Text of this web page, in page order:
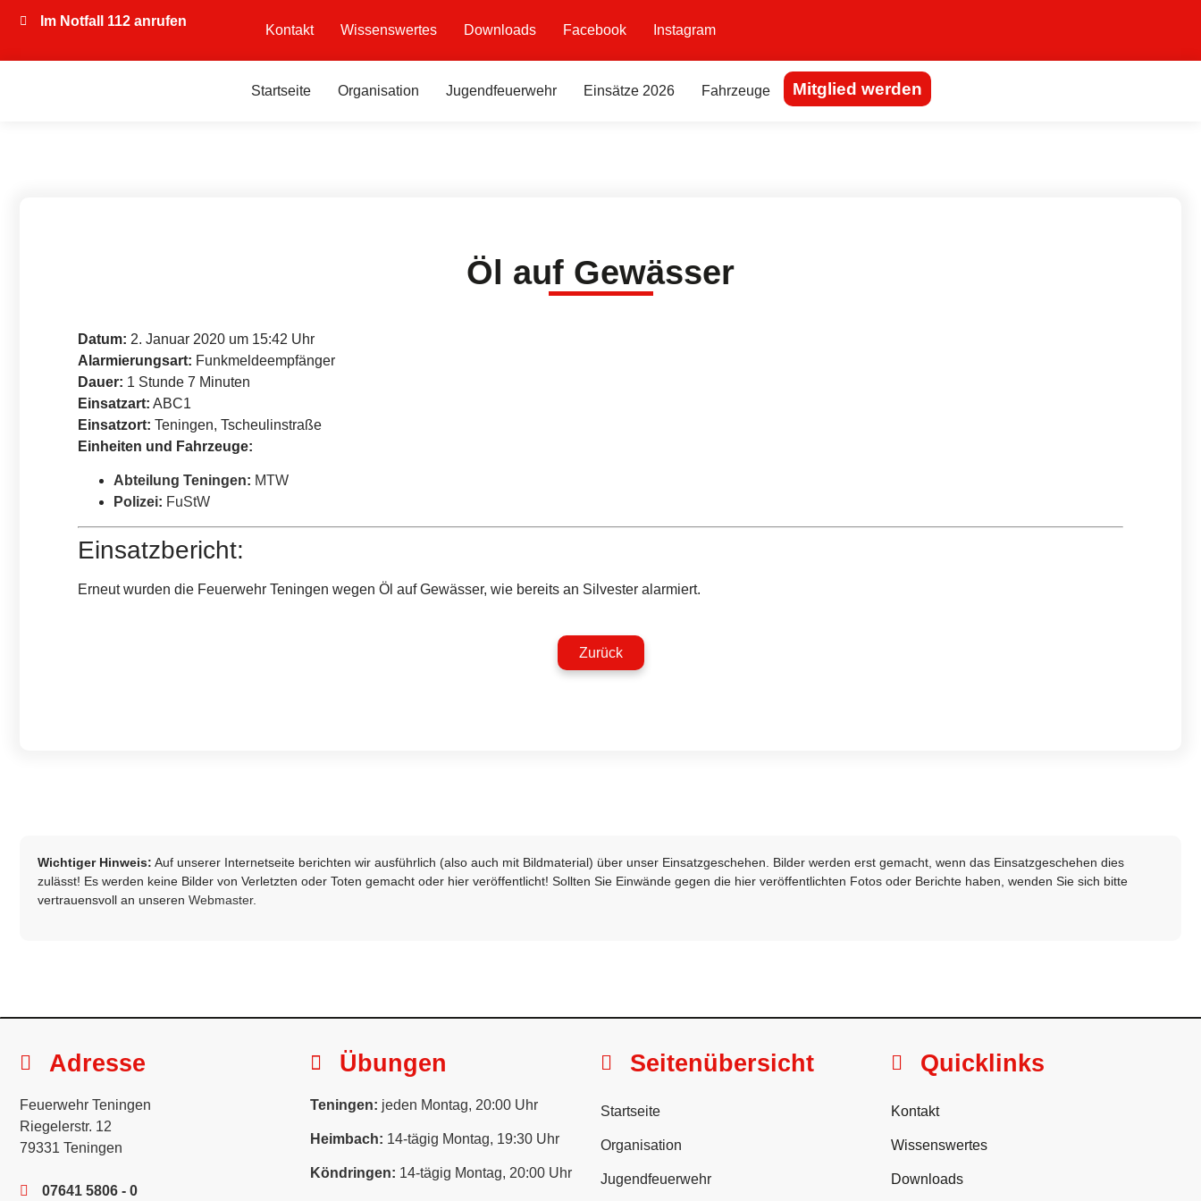
Im Notfall 112 anrufen
Kontakt Wissenswertes Downloads Facebook Instagram
Startseite Organisation Jugendfeuerwehr Einsätze 2026 Fahrzeuge Mitglied werden
Öl auf Gewässer
Datum: 2. Januar 2020 um 15:42 Uhr
Alarmierungsart: Funkmeldeempfänger
Dauer: 1 Stunde 7 Minuten
Einsatzart: ABC1
Einsatzort: Teningen, Tscheulinstraße
Einheiten und Fahrzeuge:
Abteilung Teningen: MTW
Polizei: FuStW
Einsatzbericht:
Erneut wurden die Feuerwehr Teningen wegen Öl auf Gewässer, wie bereits an Silvester alarmiert.
Zurück
Wichtiger Hinweis: Auf unserer Internetseite berichten wir ausführlich (also auch mit Bildmaterial) über unser Einsatzgeschehen. Bilder werden erst gemacht, wenn das Einsatzgeschehen dies
zulässt! Es werden keine Bilder von Verletzten oder Toten gemacht oder hier veröffentlicht! Sollten Sie Einwände gegen die hier veröffentlichten Fotos oder Berichte haben, wenden Sie sich bitte
vertrauensvoll an unseren Webmaster.
Adresse
Feuerwehr Teningen
Riegelerstr. 12
79331 Teningen
07641 5806 - 0
Übungen
Teningen: jeden Montag, 20:00 Uhr
Heimbach: 14-tägig Montag, 19:30 Uhr
Köndringen: 14-tägig Montag, 20:00 Uhr
Seitenübersicht
Startseite
Organisation
Jugendfeuerwehr
Quicklinks
Kontakt
Wissenswertes
Downloads